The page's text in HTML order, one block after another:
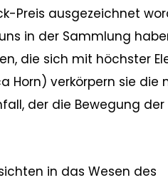
Preis ausgezeichnet
in der Sammlung
die sich mit höchster
Horn) verkörpern sie die
der die Bewegung der
in das Wesen des